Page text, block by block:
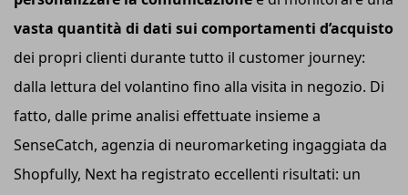
vasta quantità di dati sui comportamenti d’acquisto
dei propri clienti durante tutto il customer journey:
dalla lettura del volantino fino alla visita in negozio. Di
fatto, dalle prime analisi effettuate insieme a
SenseCatch, agenzia di neuromarketing ingaggiata da
Shopfully, Next ha registrato eccellenti risultati: un